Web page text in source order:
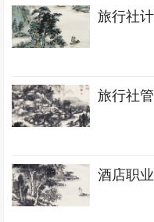
旅行社
旅行社
酒店职